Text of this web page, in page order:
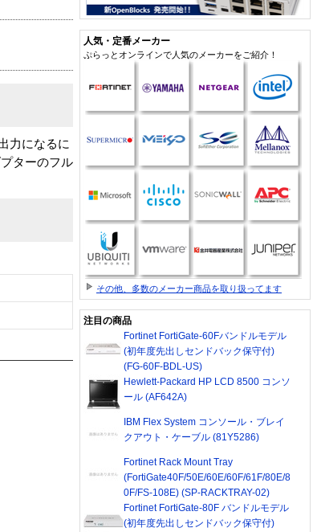
力になるに
ターのフル
人気・定番メーカー
ぷらっとオンラインで人気のメーカーをご紹介！
その他、多数のメーカー商品を取り扱ってます
注目の商品
Fortinet FortiGate-60Fバンドルモデル
(初年度先出しセンドバック保守付)
(FG-60F-BDL-US)
Hewlett-Packard HP LCD 8500 コンソ
ール (AF642A)
IBM Flex System コンソール・ブレイ
クアウト・ケーブル (81Y5286)
Fortinet Rack Mount Tray
(FortiGate40F/50E/60E/60F/61F/80E/8
0F/FS-108E) (SP-RACKTRAY-02)
Fortinet FortiGate-80F バンドルモデル
(初年度先出しセンドバック保守付)